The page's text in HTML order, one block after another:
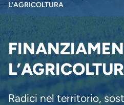
DI
PANE
L’AGRICOLTURA
Radici nel territorio,